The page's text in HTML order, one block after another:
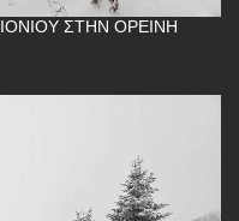
ΣΤΗΝ ΟΡΕΙΝΉ